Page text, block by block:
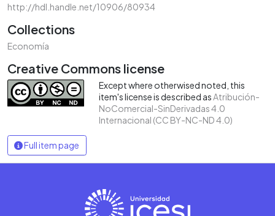
http://hdl.handle.net/10906/80934
Collections
Economía
Creative Commons license
Except where otherwised noted, this
item's license is described asAtribución-
NoComercial-SinDerivadas 4.0
Internacional (CC BY-NC-ND 4.0)
Full item page